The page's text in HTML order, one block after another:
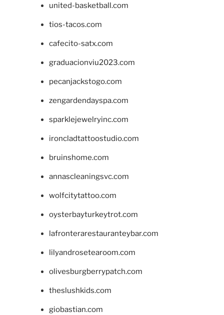
united-basketball.com
tios-tacos.com
cafecito-satx.com
graduacionviu2023.com
pecanjackstogo.com
zengardendayspa.com
sparklejewelryinc.com
ironcladtattoostudio.com
bruinshome.com
annascleaningsvc.com
wolfcitytattoo.com
oysterbayturkeytrot.com
lafronterarestauranteybar.com
lilyandrosetearoom.com
olivesburgberrypatch.com
theslushkids.com
giobastian.com